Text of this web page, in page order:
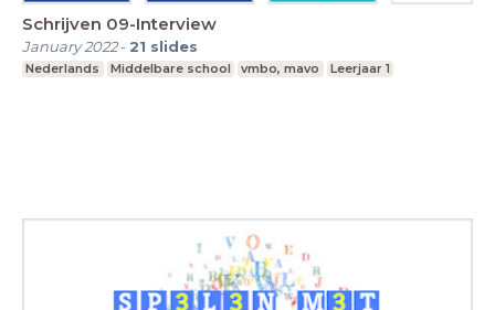
Schrijven 09-Interview
January 2022- 21 slides
Nederlands Middelbare school vmbo, mavo Leerjaar 1